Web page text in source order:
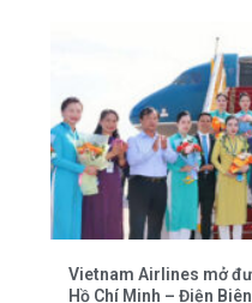
Vietnam Airlines mở
Hồ Chí Minh – Điện Biên